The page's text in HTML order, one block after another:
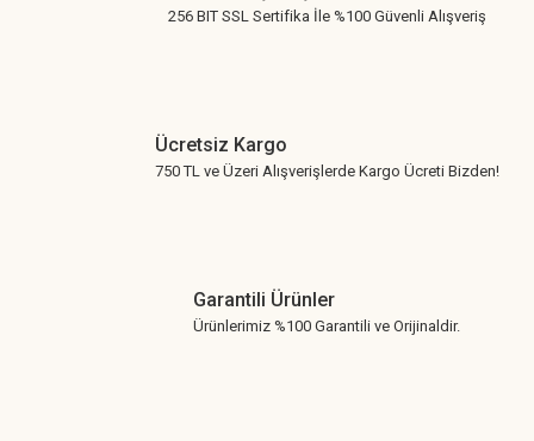
256 BIT SSL Sertifika İle %100 Güvenli Alışveriş
Ücretsiz Kargo
750 TL ve Üzeri Alışverişlerde Kargo Ücreti Bizden!
Garantili Ürünler
Ürünlerimiz %100 Garantili ve Orijinaldir.